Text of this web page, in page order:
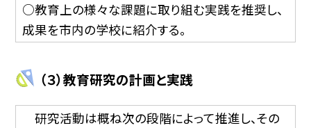
○教育上の様々な課題に取り組む実践を推奨し、
成果を市内の学校に紹介する。
（３）教育研究の計画と実践
研究活動は概ね次の段階によって推進し、その